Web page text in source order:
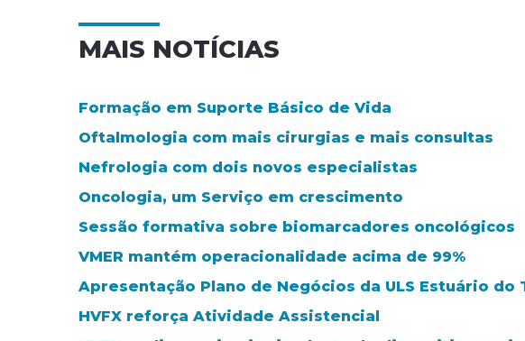
MAIS NOTÍCIAS
Formação em Suporte Básico de Vida
Oftalmologia com mais cirurgias e mais consultas
Nefrologia com dois novos especialistas
Oncologia, um Serviço em crescimento
Sessão formativa sobre biomarcadores oncológicos
VMER mantém operacionalidade acima de 99%
Apresentação Plano de Negócios da ULS Estuário do
HVFX reforça Atividade Assistencial